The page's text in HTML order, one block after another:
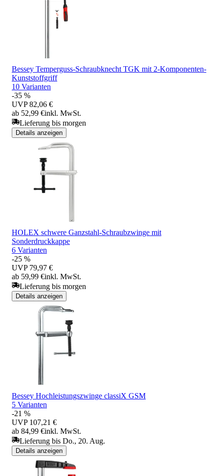
Bessey Temperguss-Schraubknecht TGK mit 2-Komponenten-
Kunststoffgriff
10 Varianten
-35 %
UVP 82,06 €
ab 52,99 €inkl. MwSt.
Lieferung bis morgen
Details anzeigen
HOLEX schwere Ganzstahl-Schraubzwinge mit
Sonderdruckkappe
6 Varianten
-25 %
UVP 79,97 €
ab 59,99 €inkl. MwSt.
Lieferung bis morgen
Details anzeigen
Bessey Hochleistungszwinge classiX GSM
5 Varianten
-21 %
UVP 107,21 €
ab 84,99 €inkl. MwSt.
Lieferung bis Do., 20. Aug.
Details anzeigen